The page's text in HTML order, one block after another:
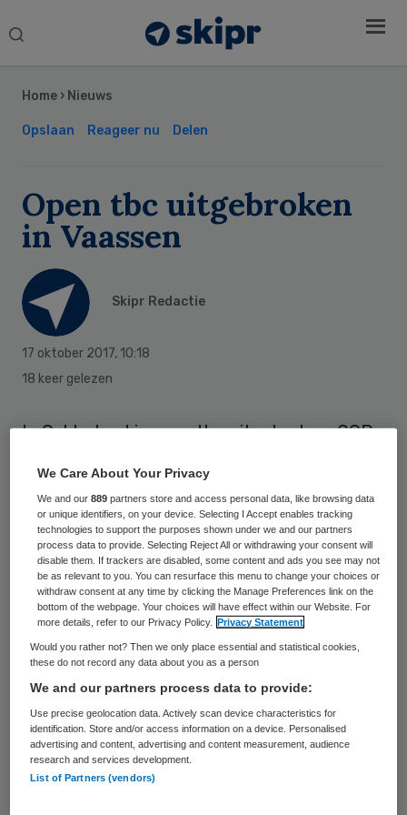
Search
Home › Nieuws
Opslaan Reageer nu Delen
Open tbc uitgebroken
in Vaassen
Skipr Redactie
17 oktober 2017, 10:18
18 keer gelezen
In Gelderland is open tbc uitgebroken. GGD
oktober dat er 20 gevallen bekend zijn, de
meeste in Vaassen en enkele in Apeldoorn.
Om verdere besmetting te voorkomen,
krijgen 300 huishoudens in Vaassen een
oproep om een huidtest te doen. Is die
mantouxtest positief, dan wordt een
longfoto gemaakt om te kijken of mensen
daadwerkelijk tbc hebben opgelopen.
De meeste besmettingsgevallen dateren
van december vorig jaar. Een aantal
patiënten zijn inmiddels al weer genezen,
Sidebar
We Care About Your Privacy
We and our889 partners store and access personal data, like browsing data
or unique identifiers, on your device. Selecting I Accept enables tracking
technologies to support the purposes shown under we and our partners
process data to provide. Selecting Reject All or withdrawing your consent will
disable them. If trackers are disabled, some content and ads you see may not
be as relevant to you. You can resurface this menu to change your choices or
withdraw consent at any time by clicking the Manage Preferences link on the
bottom of the webpage. Your choices will have effect within our Website. For
more details, refer to our Privacy Policy.
Privacy Statement
Would you rather not? Then we only place essential and statistical cookies,
these do not record any data about you as a person
We and our partners process data to provide:
Use precise geolocation data. Actively scan device characteristics for
identification. Store and/or access information on a device. Personalised
advertising and content, advertising and content measurement, audience
research and services development.
List of Partners (vendors)